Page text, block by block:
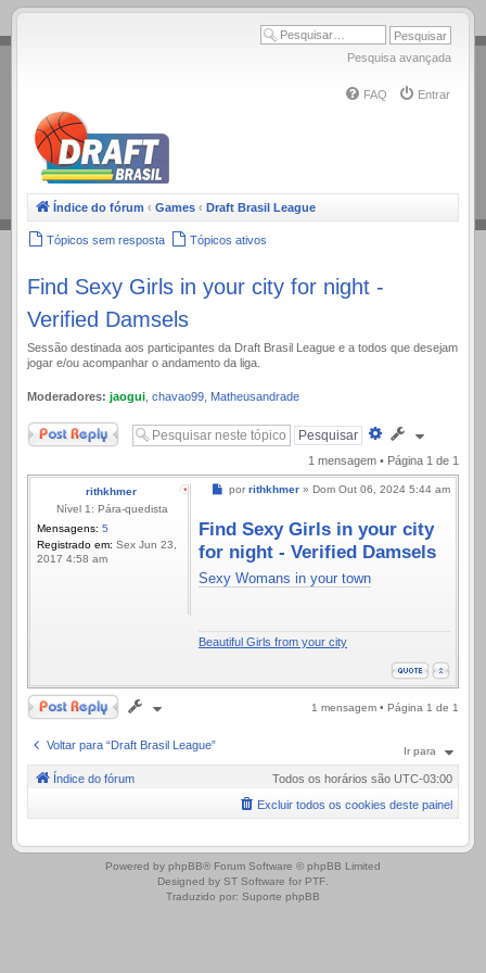
.
Pesquisa avançada
FAQ Entrar
Índice do fórum ‹ Games ‹ Draft Brasil League
Tópicos sem resposta Tópicos ativos
Find Sexy Girls in your city for night -
Verified Damsels
Sessão destinada aos participantes da Draft Brasil League e a todos que desejam
jogar e/ou acompanhar o andamento da liga.
Moderadores: jaogui chavao99 Matheusandrade
Responder
Pesquisa
avançada
1 mensagem • Página 1 de 1
rithkhmer
Nível 1: Pára-quedista
Mensagens: 5
Registrado em: Sex Jun 23,
2017 4:58 am
Mensagem
por rithkhmer » Dom Out 06, 2024 5:44 am
Find Sexy Girls in your city
for night - Verified Damsels
Sexy Womans in your town
Beautiful Girls from your city
Responder 1 mensagem • Página 1 de 1
Voltar para “Draft Brasil League” Ir para
Índice do fórum Todos os horários são UTC-03:00
Excluir todos os cookies deste painel
.
Powered by phpBB® Forum Software © phpBB Limited
Designed by ST Software for PTF.
Traduzido por: Suporte phpBB